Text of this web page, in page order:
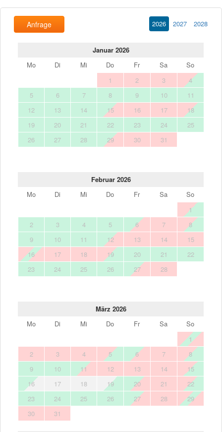
Anfrage 2026 2027 2028
Januar 2026
Mo
Di Mi Do Fr Sa
So
1
2 3
4
5
6 7 8 9 10
11
12
13 14 15 16 17
18
19
20 21 22 23 24
25
26
27 28 29 30 31
Februar 2026
Mo
Di Mi Do Fr Sa
So
1
2
3 4 5 6 7
8
9
10 11 12 13 14
15
16
17 18 19 20 21
22
23
24 25 26 27 28
März 2026
Mo
Di Mi Do Fr Sa
So
1
2
3 4 5 6 7
8
9
10 11 12 13 14
15
16
17 18 19 20 21
22
23
24 25 26 27 28
29
30
31